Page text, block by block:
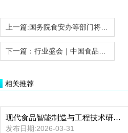
上一篇:国务院食安办等部门将对预制菜国家标准等公开征求意见
下一篇： 行业盛会｜中国食品发酵工业研究院联合主办！天然提取物、健康原料及创新原料世界博览…
相关推荐
现代食品智能制造与工程技术研讨会暨“一带一路”食品产业国际合作与交流活动
发布日期:2026-03-31